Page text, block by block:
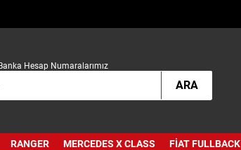
Hesap Numaralarımız
ARA
RANGER MERCEDES X CLASS FIAT FULLBACK